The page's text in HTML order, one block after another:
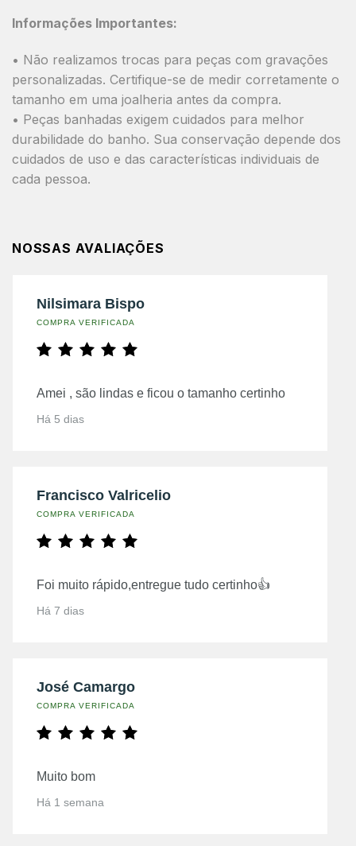
Informações Importantes:
• Não realizamos trocas para peças com gravações
personalizadas. Certifique-se de medir corretamente o
tamanho em uma joalheria antes da compra.
• Peças banhadas exigem cuidados para melhor
durabilidade do banho. Sua conservação depende dos
cuidados de uso e das características individuais de
cada pessoa.
NOSSAS AVALIAÇÕES
Nilsimara Bispo
COMPRA VERIFICADA
Amei , são lindas e ficou o tamanho certinho
Há 5 dias
Francisco Valricelio
COMPRA VERIFICADA
Foi muito rápido,entregue tudo certinho👍
Há 7 dias
José Camargo
COMPRA VERIFICADA
Muito bom
Há 1 semana